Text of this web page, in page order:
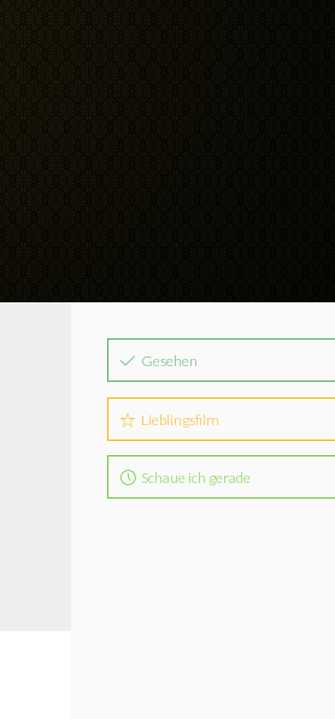
Gesehen
Lieblingsfilm
Schaue ich gerade